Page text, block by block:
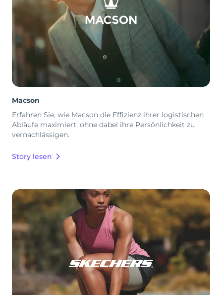
Macson
Erfahren Sie, wie Macson die Effizienz ihrer logistischen
Abläufe maximiert, ohne dabei ihre Persönlichkeit zu
vernachlässigen.
Story lesen